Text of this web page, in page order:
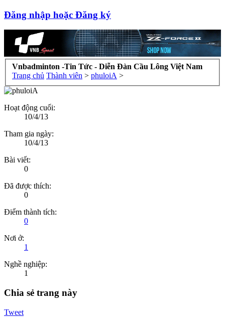
Đăng nhập hoặc Đăng ký
Vnbadminton -Tin Tức - Diễn Đàn Cầu Lông Việt Nam
Trang chủ Thành viên > phuloiA >
Hoạt động cuối:
10/4/13
Tham gia ngày:
10/4/13
Bài viết:
0
Đã được thích:
0
Điểm thành tích:
0
Nơi ở:
1
Nghề nghiệp:
1
Chia sẻ trang này
Tweet